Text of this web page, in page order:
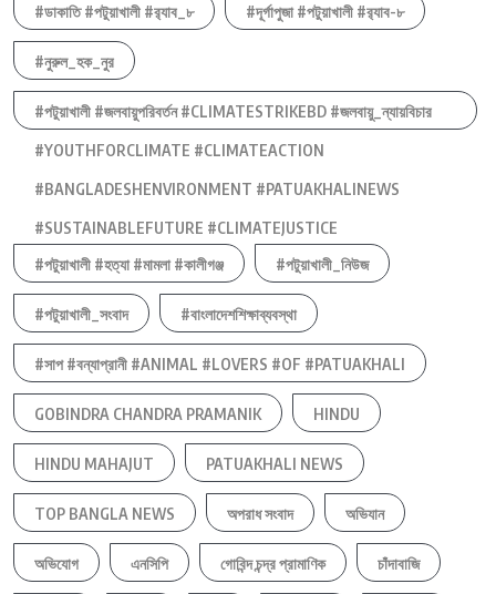
#ডাকাতি #পটুয়াখালী #র‍্যাব_৮
#দূর্গাপুজা #পটুয়াখালী #র‍্যাব-৮
#নুরুল_হক_নুর
#পটুয়াখালী #জলবায়ুপরিবর্তন #CLIMATESTRIKEBD #জলবায়ু_ন্যায়বিচার
#YOUTHFORCLIMATE #CLIMATEACTION
#BANGLADESHENVIRONMENT #PATUAKHALINEWS
#SUSTAINABLEFUTURE #CLIMATEJUSTICE
#পটুয়াখালী #হত্যা #মামলা #কালীগঞ্জ
#পটুয়াখালী_নিউজ
#পটুয়াখালী_সংবাদ #বাংলাদেশশিক্ষাব্যবস্থা
#সাপ #বন্যাপ্রানী #ANIMAL #LOVERS #OF #PATUAKHALI
GOBINDRA CHANDRA PRAMANIK HINDU
HINDU MAHAJUT PATUAKHALI NEWS
TOP BANGLA NEWS অপরাধ সংবাদ অভিযান
অভিযোগ এনসিপি গোবিন্দ চন্দ্র প্রামাণিক চাঁদাবাজি